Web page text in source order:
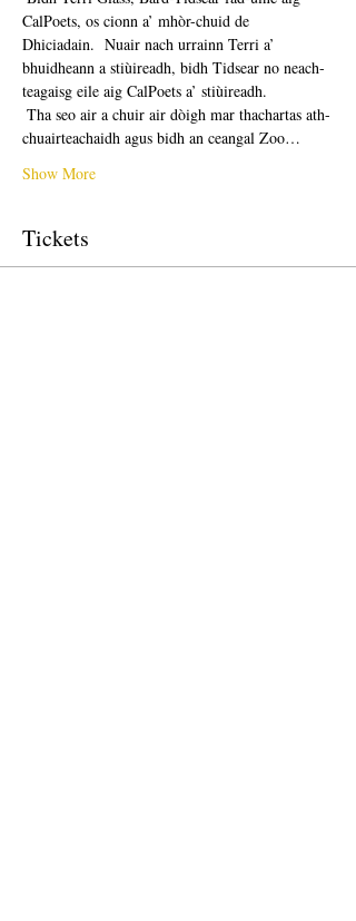
CalPoets, os cionn a’ mhòr-chuid de
Dhiciadain.  Nuair nach urrainn Terri a’
bhuidheann a stiùireadh, bidh Tidsear no neach-
teagaisg eile aig CalPoets a’ stiùireadh.
chuairteachaidh agus bidh an ceangal Zoo…
Show More
Tickets